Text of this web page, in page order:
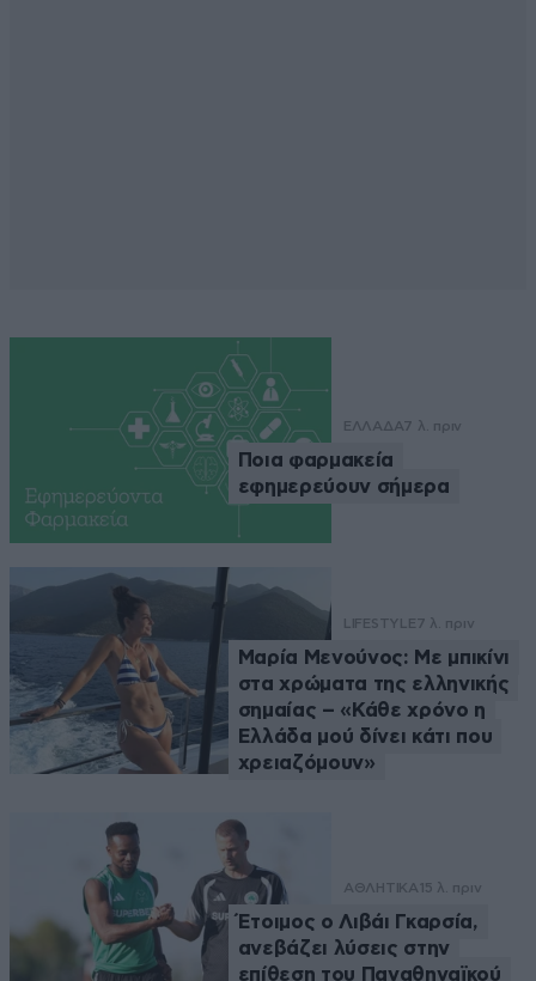
ΕΛΛΑΔΑ7 λ. πριν
Ποια φαρμακεία
εφημερεύουν σήμερα
LIFESTYLE7 λ. πριν
Μαρία Μενούνος: Με μπικίνι
στα χρώματα της ελληνικής
σημαίας – «Κάθε χρόνο η
Ελλάδα μού δίνει κάτι που
χρειαζόμουν»
ΑΘΛΗΤΙΚΑ 15 λ. πριν
Έτοιμος ο Λιβάι Γκαρσία,
ανεβάζει λύσεις στην
επίθεση του Παναθηναϊκού